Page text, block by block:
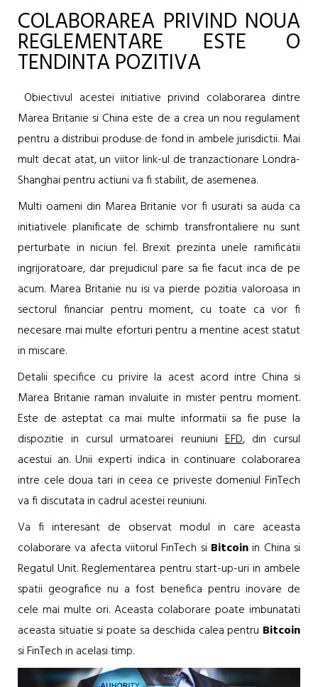
COLABORAREA PRIVIND NOUA
REGLEMENTARE ESTE O
TENDINTA POZITIVA
Obiectivul acestei initiative privind colaborarea dintre
Marea Britanie si China este de a crea un nou regulament
pentru a distribui produse de fond in ambele jurisdictii. Mai
mult decat atat, un viitor link-ul de tranzactionare Londra-
Shanghai pentru actiuni va fi stabilit, de asemenea.
Multi oameni din Marea Britanie vor fi usurati sa auda ca
initiativele planificate de schimb transfrontaliere nu sunt
perturbate in niciun fel. Brexit prezinta unele ramificatii
ingrijoratoare, dar prejudiciul pare sa fie facut inca de pe
acum. Marea Britanie nu isi va pierde pozitia valoroasa in
sectorul financiar pentru moment, cu toate ca vor fi
necesare mai multe eforturi pentru a mentine acest statut
in miscare.
Detalii specifice cu privire la acest acord intre China si
Marea Britanie raman invaluite in mister pentru moment.
Este de asteptat ca mai multe informatii sa fie puse la
dispozitie in cursul urmatoarei reuniuniEFD, din cursul
acestui an. Unii experti indica in continuare colaborarea
intre cele doua tari in ceea ce priveste domeniul FinTech
va fi discutata in cadrul acestei reuniuni.
Va fi interesant de observat modul in care aceasta
colaborare va afecta viitorul FinTech si Bitcoinin China si
Regatul Unit. Reglementarea pentru start-up-uri in ambele
spatii geografice nu a fost benefica pentru inovare de
cele mai multe ori. Aceasta colaborare poate imbunatati
aceasta situatie si poate sa deschida calea pentru Bitcoin
si FinTech in acelasi timp.